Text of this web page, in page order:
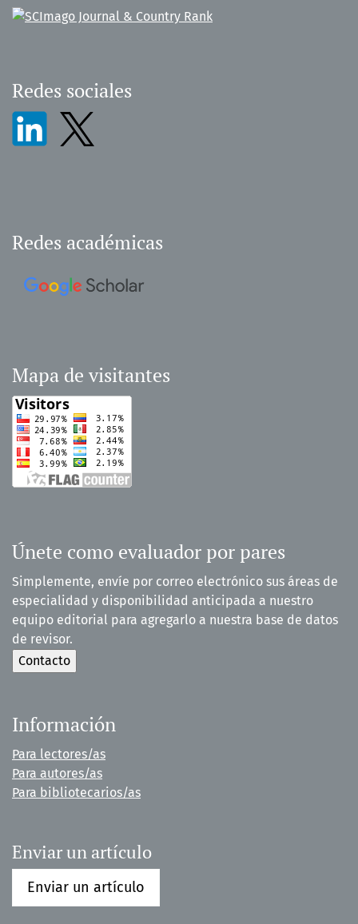
Redes sociales
Redes académicas
Mapa de visitantes
Únete como evaluador por pares
Simplemente, envíe por correo electrónico sus áreas de
especialidad y disponibilidad anticipada a nuestro
equipo editorial para agregarlo a nuestra base de datos
de revisor.
Información
Para lectores/as
Para autores/as
Para bibliotecarios/as
Enviar un artículo
Enviar un artículo